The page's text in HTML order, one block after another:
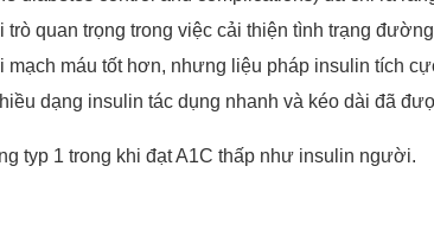
quan trọng trong việc cải thiện tình trạng
máu tốt hơn, nhưng liệu pháp insulin tích
dạng insulin tác dụng nhanh và kéo dài đã
typ 1 trong khi đạt A1C thấp như insulin người.